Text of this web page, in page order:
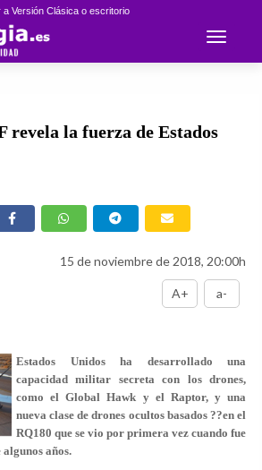
a Versión Clásica o escritorio
Toggle
revela la fuerza de Estados
15 de noviembre de 2018, 20:00h
A+ a-
Estados Unidos ha desarrollado una
capacidad militar secreta con los drones,
como el Global Hawk y el Raptor, y una
nueva clase de drones ocultos basados ??en el
RQ180 que se vio por primera vez cuando fue
años.